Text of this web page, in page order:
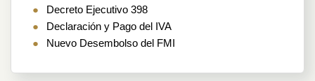
Decreto Ejecutivo 398
Declaración y Pago del IVA
Nuevo Desembolso del FMI